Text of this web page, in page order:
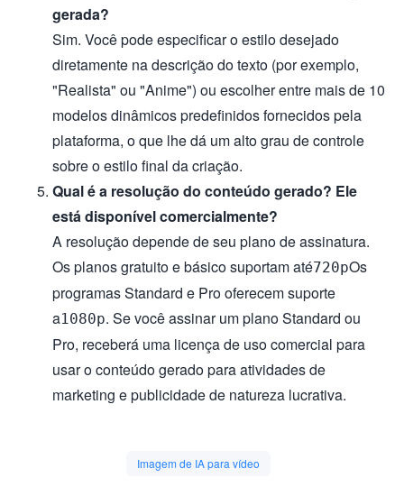
gerada?
Sim. Você pode especificar o estilo desejado
diretamente na descrição do texto (por exemplo,
"Realista" ou "Anime") ou escolher entre mais de 10
modelos dinâmicos predefinidos fornecidos pela
plataforma, o que lhe dá um alto grau de controle
sobre o estilo final da criação.
Qual é a resolução do conteúdo gerado? Ele
está disponível comercialmente?
A resolução depende de seu plano de assinatura.
Os planos gratuito e básico suportam até720pOs
programas Standard e Pro oferecem suporte
a1080p. Se você assinar um plano Standard ou
Pro, receberá uma licença de uso comercial para
usar o conteúdo gerado para atividades de
marketing e publicidade de natureza lucrativa.
Imagem de IA para vídeo